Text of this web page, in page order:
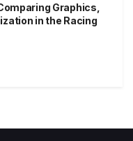
Graphics,
in the Racing